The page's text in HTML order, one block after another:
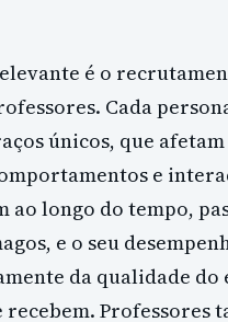
é o
Cada
únicos, que afetam
e
ao longo do tempo,
e o seu
da qualidade do
recebem. Professores